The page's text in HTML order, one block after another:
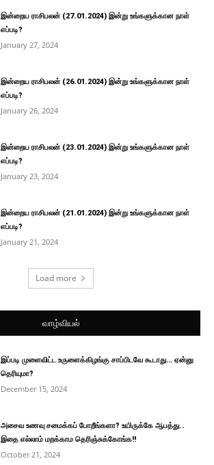
இன்றைய ராசிபலன் (27.01.2024) இன்று உங்களுக்கான நாள்
எப்படி?
January 27, 2024
இன்றைய ராசிபலன் (26.01.2024) இன்று உங்களுக்கான நாள்
எப்படி?
January 26, 2024
இன்றைய ராசிபலன் (23.01.2024) இன்று உங்களுக்கான நாள்
எப்படி?
January 23, 2024
இன்றைய ராசிபலன் (21.01.2024) இன்று உங்களுக்கான நாள்
எப்படி?
January 21, 2024
Load more
வாழ்வியல்
இப்படி முளைவிட்ட உருளைக்கிழங்கு சாப்பிடவே கூடாது… ஏன்னு
தெரியுமா?
December 15, 2024
அசைவ உணவு சமைக்கப் போறீங்களா? உயிருக்கே ஆபத்து..
இதை எல்லாம் மறக்காம தெரிஞ்சுக்கோங்க!!
October 21, 2024